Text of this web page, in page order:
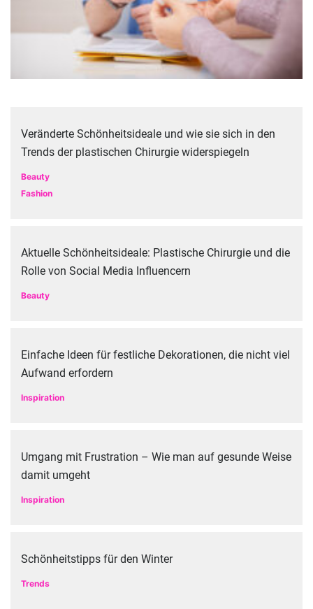
Veränderte Schönheitsideale und wie sie sich in den
Trends der plastischen Chirurgie widerspiegeln
Beauty
Fashion
Aktuelle Schönheitsideale: Plastische Chirurgie und die
Rolle von Social Media Influencern
Beauty
Einfache Ideen für festliche Dekorationen, die nicht viel
Aufwand erfordern
Inspiration
Umgang mit Frustration – Wie man auf gesunde Weise
damit umgeht
Inspiration
Schönheitstipps für den Winter
Trends